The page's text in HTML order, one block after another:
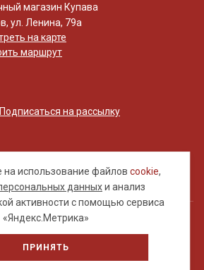
на использование файловcookie,
данныхи анализ
активности с помощью сервиса
«Яндекс.Метрика»
ПРИНЯТЬ
магазин Купава
ул. Ленина, 79а
на карте
маршрут
Подписаться на рассылку
публичной
данных